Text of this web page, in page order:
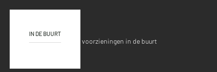
Ontdek de verschillende voorzieningen in de buurt
IN DE BUURT